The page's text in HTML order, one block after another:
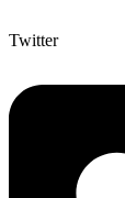
Twitter